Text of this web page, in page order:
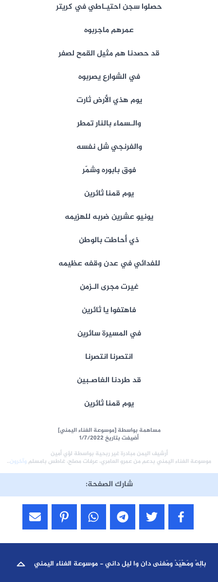
حصلوا سجن احتيـاطي في كريتر
عمرهم ماجربوه
قد حصدنا هم مثيل القمح لصفر
في الشوارع يصربوه
يوم هذي الأرض ثارت
والـسماء بالنار تمطر
والفرنجي شل نفسه
فوق بابوره وشمّر
يوم قمنا ثائرين
يونيو عشرين ضربه للهزيمه
ذي أحاطت بالوطن
للفدائي في عدن وقفه عظيمه
غيرت مجرى الـزمن
فاهتفوا يا ثائرين
في المسيرة سائرين
انتصرنا انتصرنا
قد طردنا الغاصـبين
يوم قمنا ثائرين
مساهمة بواسطة [موسوعة الغناء اليمني]
أضيفت بتاريخ 1/7/2022
أرشيف اليمن مبادرة غير ربحية بواسطة لؤي أمين
موسوعة الغناء اليمني بدعم من عمرو العامري، عرفات مصلح، غاطس بامسلم وآخرون..
شارك الصفحة:
بالِهْ ومَهْيَدْ ومَغنى دان وا ليل داني - موسوعة الغناء اليمني